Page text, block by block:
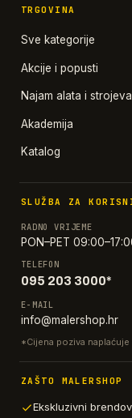
TRGOVINA
Sve kategorije
Akcije i popusti
Najam alata i strojeva
Akademija
Katalog
SLUŽBA ZA
RADNO VRIJEME
PON–PET
TELEFON
095 203 3000*
E-MAIL
info@malershop.hr
*Cijena poziva
ZAŠTO MALERSHOP
Ekskluzivni